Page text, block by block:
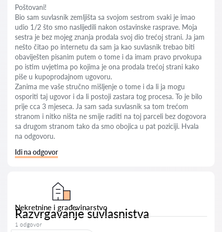
Poštovani!
Bio sam suvlasnik zemljišta sa svojom sestrom svaki je imao
udio 1/2 što smo naslijedili nakon ostavinske rasprave. Moja
sestra je bez mojeg znanja prodala svoj dio trećoj strani. Ja jam
nešto čitao po internetu da sam ja kao suvlasnik trebao biti
obaviješten pisanim putem o tome i da imam pravo prvokupa
po istim uvjetima po kojima je ona prodala trećoj strani kako
piše u kupoprodajnom ugovoru.
Zanima me vaše stručno mišljenje o tome i da li ja mogu
osporiti taj ugovor i da li postoji zastara tog procesa. To je bilo
prije cca 3 mjeseca. Ja sam sada suvlasnik sa tom trećom
stranom i nitko ništa ne smije raditi na toj parceli bez dogovora
sa drugom stranom tako da smo obojica u pat poziciji. Hvala
na odgovoru.
Idi na odgovor
Nekretnine i građevinarstvo
Razvrgavanje suvlasnistva
1 odgovor